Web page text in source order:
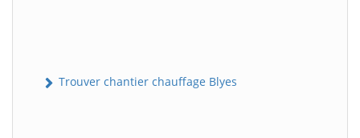
Trouver chantier chauffage Blyes